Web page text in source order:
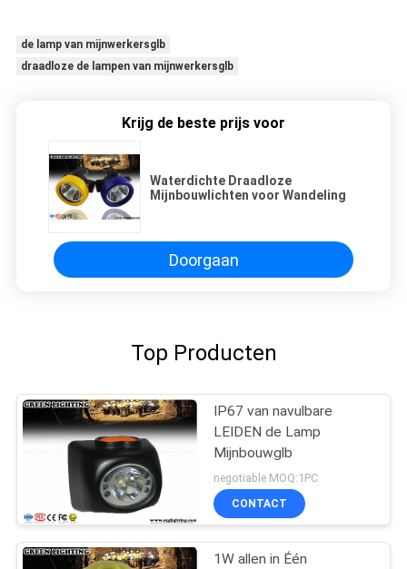
de lamp van mijnwerkersglb
draadloze de lampen van mijnwerkersglb
Krijg de beste prijs voor
Waterdichte Draadloze
Mijnbouwlichten voor Wandeling
Doorgaan
Top Producten
IP67 van navulbare
LEIDEN de Lamp
Mijnbouwglb
negotiable MOQ:1PC
CONTACT
1W allen in Één